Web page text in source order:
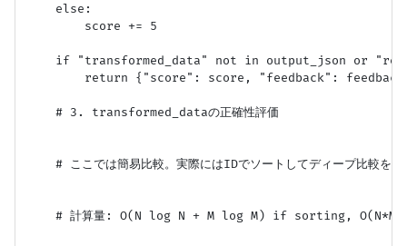
    else:
        score += 5
if "transformed_data" not in output_json or
return {"score": score, "feedback":
    # 3. transformed_dataの正確性評価
# ここでは簡易比較。実際にはIDでソートしてディープ比較を行
# 計算量: O(N log N + M log M) if sorting,